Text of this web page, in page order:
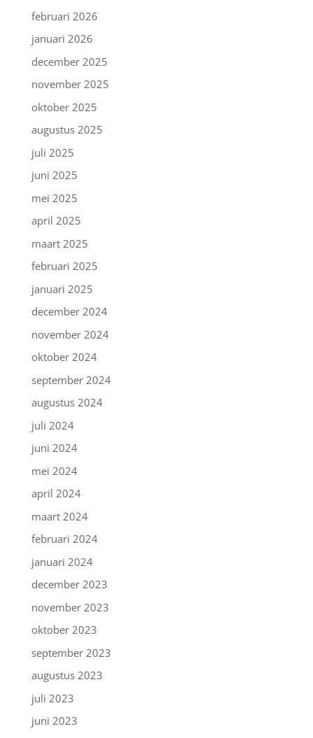
februari 2026
januari 2026
december 2025
november 2025
oktober 2025
augustus 2025
juli 2025
juni 2025
mei 2025
april 2025
maart 2025
februari 2025
januari 2025
december 2024
november 2024
oktober 2024
september 2024
augustus 2024
juli 2024
juni 2024
mei 2024
april 2024
maart 2024
februari 2024
januari 2024
december 2023
november 2023
oktober 2023
september 2023
augustus 2023
juli 2023
juni 2023